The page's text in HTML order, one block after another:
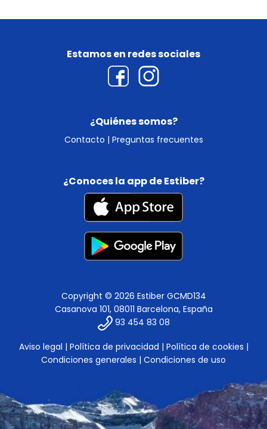
¿Quiénes somos?
Contacto | Preguntas frecuentes
Estamos en redes sociales
¿Conoces la app de Estiber?
Copyright © 2026 Estiber GCMD134
Casanova 101, 08011 Barcelona, España
93 454 83 08
Aviso legal | Política de privacidad | Política de cookies |
Condiciones generales | Condiciones de uso